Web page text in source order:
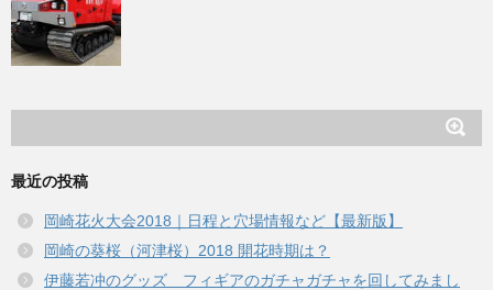
最近の投稿
岡崎花火大会2018｜日程と穴場情報など【最新版】
岡崎の葵桜（河津桜）2018 開花時期は？
伊藤若冲のグッズ フィギアのガチャガチャを回してみまし